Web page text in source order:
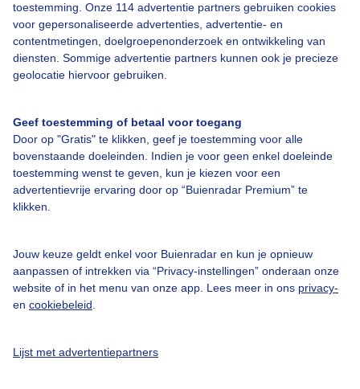
toestemming. Onze 114 advertentie partners gebruiken cookies
voor gepersonaliseerde advertenties, advertentie- en
contentmetingen, doelgroepenonderzoek en ontwikkeling van
diensten. Sommige advertentie partners kunnen ook je precieze
geolocatie hiervoor gebruiken.
Geef toestemming of betaal voor toegang
Door op "Gratis" te klikken, geef je toestemming voor alle
bovenstaande doeleinden. Indien je voor geen enkel doeleinde
toestemming wenst te geven, kun je kiezen voor een
advertentievrije ervaring door op “Buienradar Premium” te
klikken.
Jouw keuze geldt enkel voor Buienradar en kun je opnieuw
aanpassen of intrekken via “Privacy-instellingen” onderaan onze
website of in het menu van onze app. Lees meer in ons privacy-
en cookiebeleid
Lijst met advertentiepartners
Over Buienradar
Bedrijfsgegevens
Veelgestelde vragen
Toegankelijkheid
Gebruikersvoorwaarden
Adverteren
Cookie beleid
Privacy instellingen